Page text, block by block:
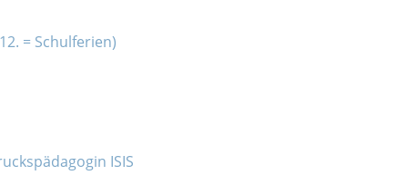
= Schulferien)
ISIS